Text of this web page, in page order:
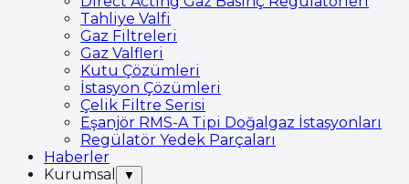
Tahliye Valfi
Gaz Filtreleri
Gaz Valfleri
Kutu Çözümleri
İstasyon Çözümleri
Çelik Filtre Serisi
Eşanjör RMS-A Tipi Doğalgaz İstasyonları
Regülatör Yedek Parçaları
Haberler
Kurumsal
▼